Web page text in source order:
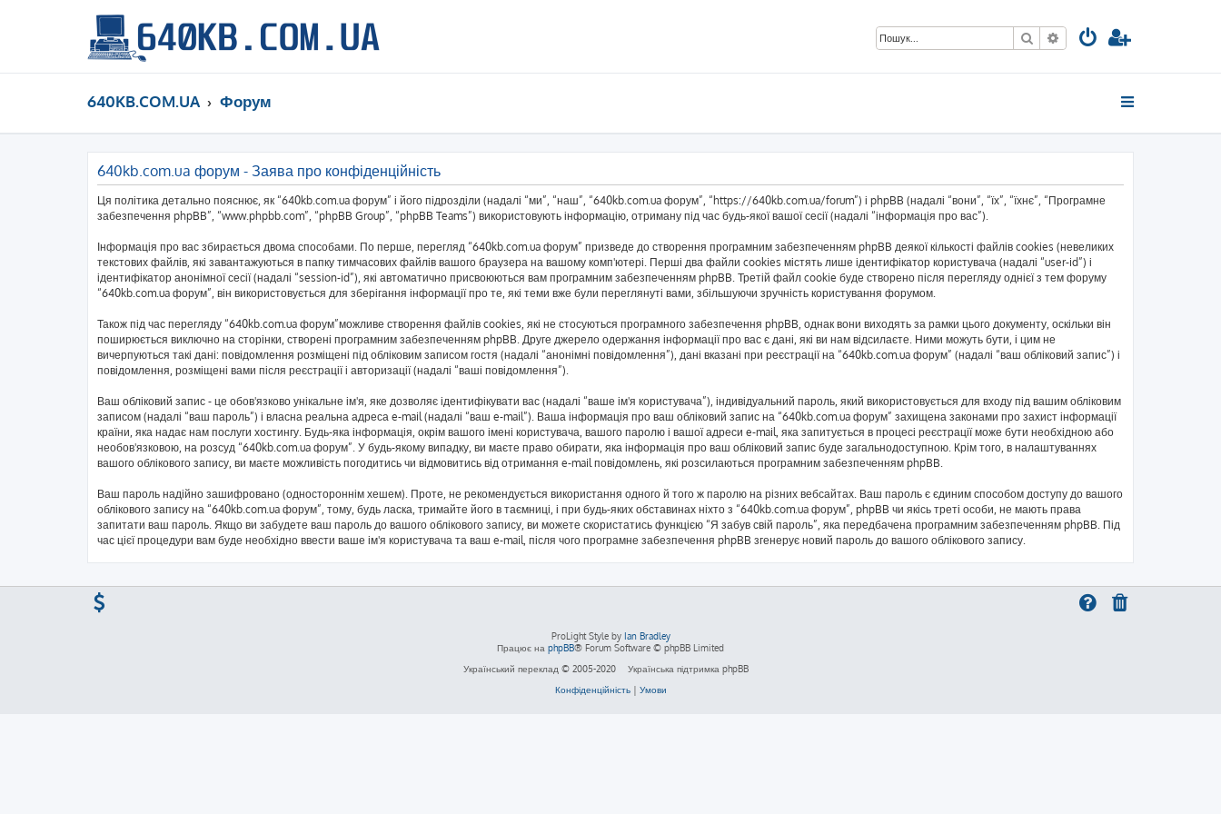
ПошукРозширений пошук
640KB.COM.UA Форум
640kb.com.ua форум - Заява про конфіденційність
Ця політика детально пояснює, як “640kb.com.ua форум” і його підрозділи (надалі “ми”, “наш”, “640kb.com.ua форум”, “https://640kb.com.ua/forum”) і phpBB (надалі “вони”, “їх”, “їхнє”, “Програмне
забезпечення phpBB”, “www.phpbb.com”, “phpBB Group”, “phpBB Teams”) використовують інформацію, отриману під час будь-якої вашої сесії (надалі “інформація про вас”).
Інформація про вас збирається двома способами. По перше, перегляд “640kb.com.ua форум” призведе до створення програмним забезпеченням phpBB деякої кількості файлів cookies (невеликих
текстових файлів, які завантажуються в папку тимчасових файлів вашого браузера на вашому комп'ютері. Перші два файли cookies містять лише ідентифікатор користувача (надалі “user-id”) і
ідентифікатор анонімної сесії (надалі “session-id”), які автоматично присвоюються вам програмним забезпеченням phpBB. Третій файл cookie буде створено після перегляду однієї з тем форуму
“640kb.com.ua форум”, він використовується для зберігання інформації про те, які теми вже були переглянуті вами, збільшуючи зручність користування форумом.
Також під час перегляду “640kb.com.ua форум”можливе створення файлів cookies, які не стосуються програмного забезпечення phpBB, однак вони виходять за рамки цього документу, оскільки він
поширюється виключно на сторінки, створені програмним забезпеченням phpBB. Друге джерело одержання інформації про вас є дані, які ви нам відсилаєте. Ними можуть бути, і цим не
вичерпуються такі дані: повідомлення розміщені під обліковим записом гостя (надалі “анонімні повідомлення”), дані вказані при реєстрації на “640kb.com.ua форум” (надалі “ваш обліковий запис”) і
повідомлення, розміщені вами після реєстрації і авторизації (надалі “ваші повідомлення”).
Ваш обліковий запис - це обов'язково унікальне ім'я, яке дозволяє ідентифікувати вас (надалі “ваше ім'я користувача”), індивідуальний пароль, який використовується для входу під вашим обліковим
записом (надалі “ваш пароль”) і власна реальна адреса e-mail (надалі “ваш e-mail”). Ваша інформація про ваш обліковий запис на “640kb.com.ua форум” захищена законами про захист інформації
країни, яка надає нам послуги хостингу. Будь-яка інформація, окрім вашого імені користувача, вашого паролю і вашої адреси e-mail, яка запитується в процесі реєстрації може бути необхідною або
необов'язковою, на розсуд “640kb.com.ua форум”. У будь-якому випадку, ви маєте право обирати, яка інформація про ваш обліковий запис буде загальнодоступною. Крім того, в налаштуваннях
вашого облікового запису, ви маєте можливість погодитись чи відмовитись від отримання e-mail повідомлень, які розсилаються програмним забезпеченням phpBB.
Ваш пароль надійно зашифровано (одностороннім хешем). Проте, не рекомендується використання одного й того ж паролю на різних вебсайтах. Ваш пароль є єдиним способом доступу до вашого
облікового запису на “640kb.com.ua форум”, тому, будь ласка, тримайте його в таємниці, і при будь-яких обставинах ніхто з “640kb.com.ua форум”, phpBB чи якісь треті особи, не мають права
запитати ваш пароль. Якщо ви забудете ваш пароль до вашого облікового запису, ви можете скористатись функцією “Я забув свій пароль”, яка передбачена програмним забезпеченням phpBB. Під
час цієї процедури вам буде необхідно ввести ваше ім'я користувача та ваш e-mail, після чого програмне забезпечення phpBB згенерує новий пароль до вашого облікового запису.
ProLight Style by Ian Bradley
Працює на phpBB® Forum Software © phpBB Limited
Український переклад © 2005-2020
Українська підтримка phpBB
Конфіденційність| Умови